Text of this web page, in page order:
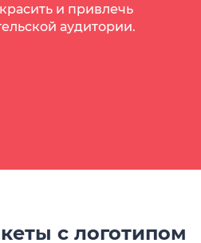
и привлечь
аудитории.
с логотипом